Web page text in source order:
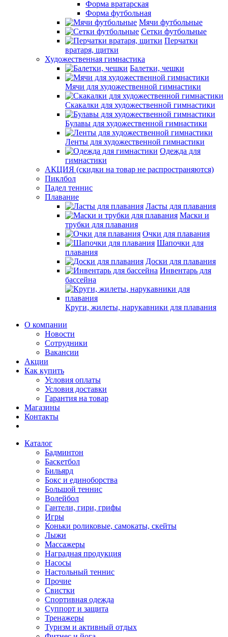
Форма вратарская
Форма футбольная
Мячи футбольные
Сетки футбольные
Перчатки
вратаря, щитки
Художественная гимнастика
Балетки, чешки
Мячи для художественной гимнастики
Скакалки для художественной гимнастики
Булавы для художественной гимнастики
Ленты для художественной гимнастики
Одежда для
гимнастики
АКЦИЯ (скидки на товар не распространяются)
Пиклбол
Падел теннис
Плавание
Ласты для плавания
Маски и
трубки для плавания
Очки для плавания
Шапочки для
плавания
Доски для плавания
Инвентарь для
бассейна
Круги, жилеты, нарукавники для плавания
О компании
Новости
Сотрудники
Вакансии
Акции
Как купить
Условия оплаты
Условия доставки
Гарантия на товар
Магазины
Контакты
Каталог
Бадминтон
Баскетбол
Бильярд
Бокс и единоборства
Большой теннис
Волейбол
Гантели, гири, грифы
Игры
Коньки роликовые, самокаты, скейты
Лыжи
Массажеры
Наградная продукция
Насосы
Настольный теннис
Прочие
Свистки
Спортивная одежда
Суппорт и защита
Тренажеры
Туризм и активный отдых